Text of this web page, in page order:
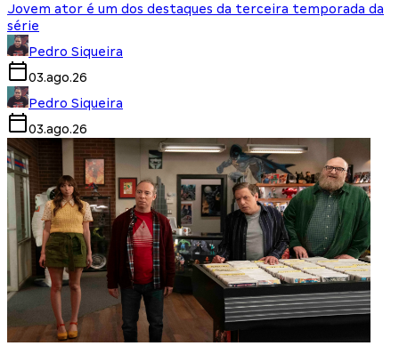
Jovem ator é um dos destaques da terceira temporada da
série
Pedro Siqueira
03.ago.26
Pedro Siqueira
03.ago.26